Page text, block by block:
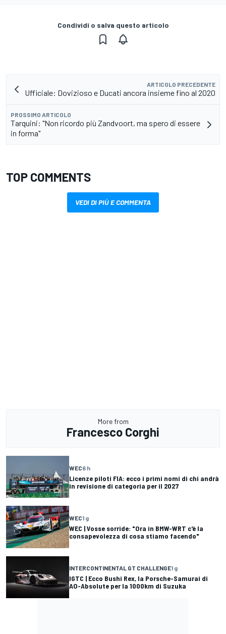
Condividi o salva questo articolo
ARTICOLO PRECEDENTE
Ufficiale: Dovizioso e Ducati ancora insieme fino al 2020
PROSSIMO ARTICOLO
Tarquini: "Non ricordo più Zandvoort, ma spero di essere
in forma"
TOP COMMENTS
VEDI DI PIÙ E COMMENTA
More from
Francesco Corghi
WEC6 h
Licenze piloti FIA: ecco i primi nomi di chi andrà
in revisione di categoria per il 2027
WEC1 g
WEC | Vosse sorride: "Ora in BMW-WRT c'è la
consapevolezza di cosa stiamo facendo"
INTERCONTINENTAL GT CHALLENGE1 g
IGTC | Ecco Bushi Rex, la Porsche-Samurai di
AO-Absolute per la 1000km di Suzuka